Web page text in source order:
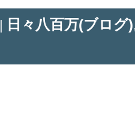
日々八百万(ブログ)